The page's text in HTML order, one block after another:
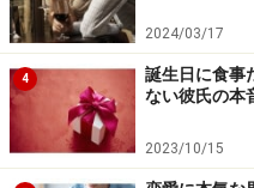
2024/03/17
4
誕生日に食事
ない彼氏の本
2023/10/15